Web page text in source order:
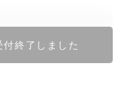
終了しました